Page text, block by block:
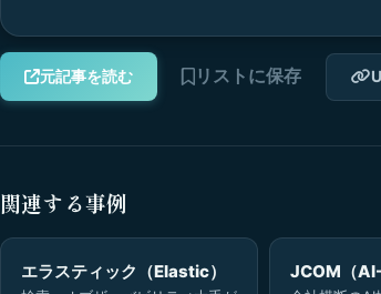
元記事を読む リストに保存
関連する事例
エラスティック（Elastic） JCOM（AI-